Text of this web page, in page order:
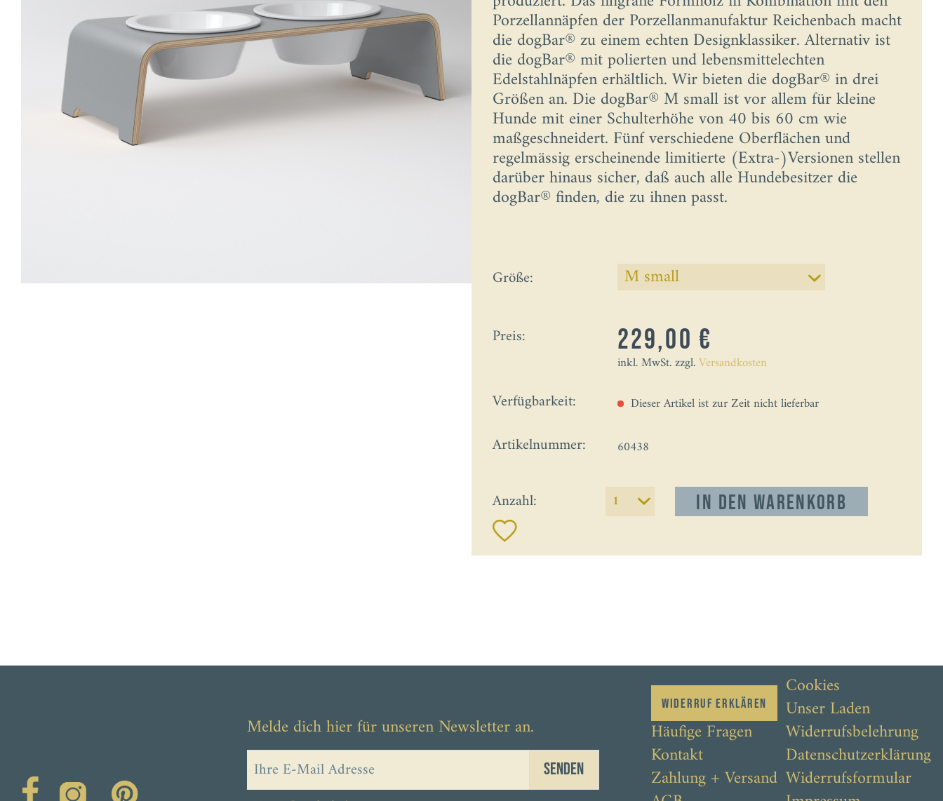
Porzellannäpfen der Porzellanmanufaktur Reichenbach macht
die dogBar® zu einem echten Designklassiker. Alternativ ist
die dogBar® mit polierten und lebensmittelechten
Edelstahlnäpfen erhältlich. Wir bieten die dogBar® in drei
Größen an. Die dogBar® M small ist vor allem für kleine
Hunde mit einer Schulterhöhe von 40 bis 60 cm wie
maßgeschneidert. Fünf verschiedene Oberflächen und
regelmässig erscheinende limitierte (Extra-)Versionen stellen
darüber hinaus sicher, daß auch alle Hundebesitzer die
dogBar® finden, die zu ihnen passt.
Größe:
Preis: 229,00 €
inkl. MwSt. zzgl.Versandkosten
Verfügbarkeit: Dieser Artikel ist zur Zeit nicht lieferbar
Artikelnummer: 60438
Anzahl: In den Warenkorb
Melde dich hier für unseren Newsletter an.
Senden
Widerruf erklären
Häufige Fragen
Kontakt
Zahlung + Versand
Cookies
Unser Laden
Widerrufsbelehrung
Datenschutzerklärung
Widerrufsformular